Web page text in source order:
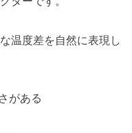
温度差を自然に表現し
がある